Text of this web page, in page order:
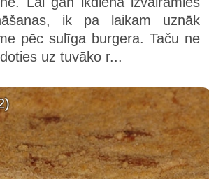
ik pa laikam uznāk
pēc sulīga burgera. Taču ne
uz tuvāko r...